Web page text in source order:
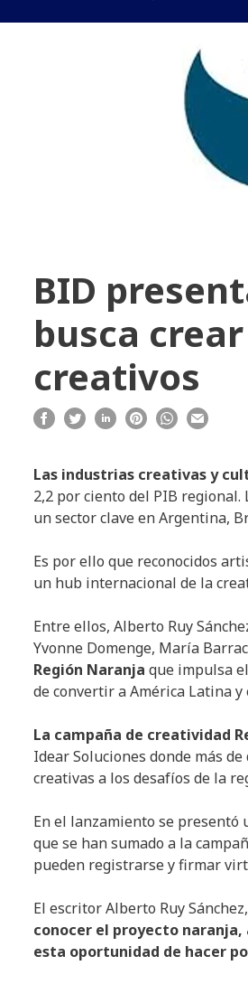
BID
busca
creativos
Las industrias creativas y
2,2 por ciento del PIB
un sector clave en Argentina,
Es por ello que reconocidos
un hub internacional de la
Entre ellos, Alberto Ruy
Yvonne Domenge, María
Región Naranja que impulsa
de convertir a América Latina
La campaña de creatividad
Idear Soluciones donde más
creativas a los desafíos de la
En el lanzamiento se presentó
que se han sumado a la
pueden registrarse y firmar
El escritor Alberto Ruy
conocer el proyecto
esta oportunidad de hacer